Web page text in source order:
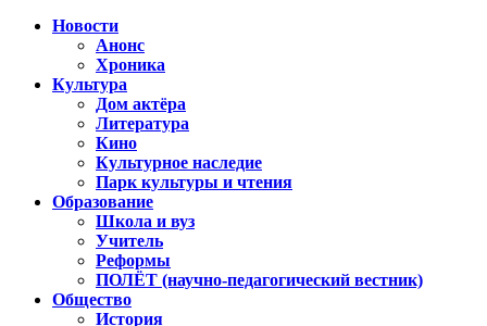
Новости
Анонс
Хроника
Культура
Дом актёра
Литература
Кино
Культурное наследие
Парк культуры и чтения
Образование
Школа и вуз
Учитель
Реформы
ПОЛЁТ (научно-педагогический вестник)
Общество
История